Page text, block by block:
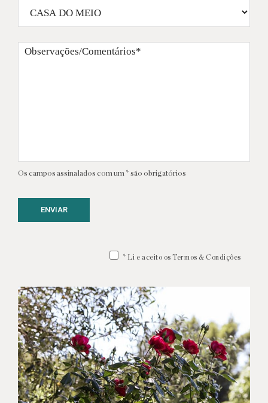
Os campos assinalados com um * são obrigatórios
ENVIAR
* Li e aceito os Termos & Condições